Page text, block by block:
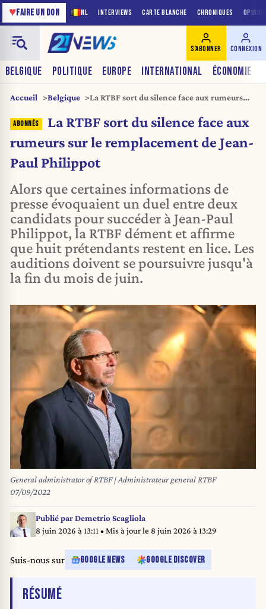
NL INTERVIEWS CARTE BLANCHE CHRONIQUES
♥FAIRE UN DON
BELGIQUE POLITIQUE EUROPE INTERNATIONAL ÉCONOMIE
S'ABONNER CONNEXION
Accueil Belgique
La RTBF sort du silence face aux rumeurs
La RTBF sort du silence face aux
rumeurs sur le remplacement de Jean-
Paul Philippot
Alors que certaines informations de
presse évoquaient un duel entre deux
candidats pour succéder à Jean-Paul
Philippot, la RTBF dément et affirme
que huit prétendants restent en lice. Les
auditions doivent se poursuivre jusqu'à
la fin du mois de juin.
General administrator of RTBF | Administrateur general RTBF
07/09/2022
Publié parDemetrio Scagliola
8 juin 2026 à 13:11 • Mis à jour le 8 juin 2026 à 13:29
Suis-nous sur GOOGLE NEWS GOOGLE DISCOVER
RÉSUMÉDE L'ARTICLE